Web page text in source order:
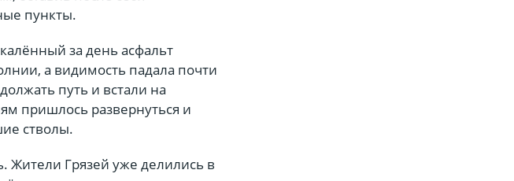
пункты.
за день асфальт
а видимость падала почти
путь и встали на
пришлось развернуться и
стволы.
Жители Грязей уже делились в